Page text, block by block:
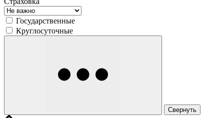
Государственные
Круглосуточные
Свернуть